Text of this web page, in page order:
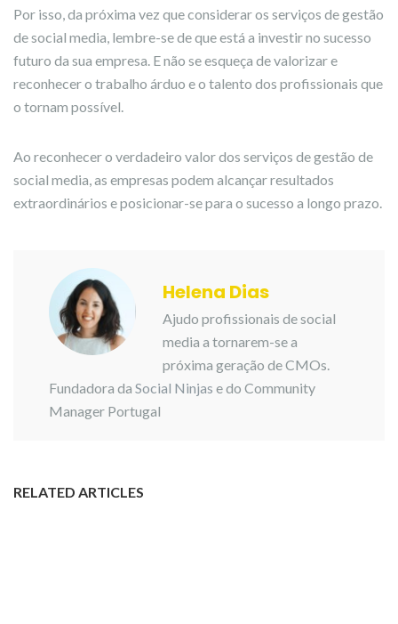
Por isso, da próxima vez que considerar os serviços de gestão
de social media, lembre-se de que está a investir no sucesso
futuro da sua empresa. E não se esqueça de valorizar e
reconhecer o trabalho árduo e o talento dos profissionais que
o tornam possível.
Ao reconhecer o verdadeiro valor dos serviços de gestão de
social media, as empresas podem alcançar resultados
extraordinários e posicionar-se para o sucesso a longo prazo.
Helena Dias
Ajudo profissionais de social
media a tornarem-se a
próxima geração de CMOs.
Fundadora da Social Ninjas e do Community
Manager Portugal
RELATED ARTICLES